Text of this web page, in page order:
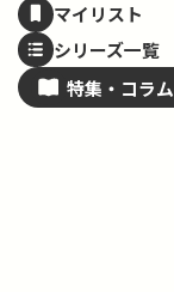
マイリスト
シリーズ一覧
特集・ コラム